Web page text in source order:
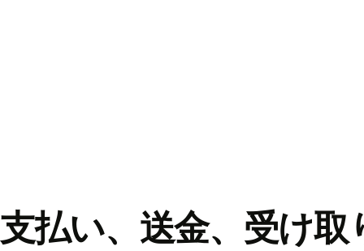
支払い、送金、受け取